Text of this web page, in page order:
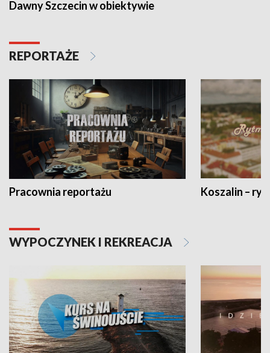
Dawny Szczecin w obiektywie
REPORTAŻE
Pracownia reportażu Koszalin –
WYPOCZYNEK I REKREACJA